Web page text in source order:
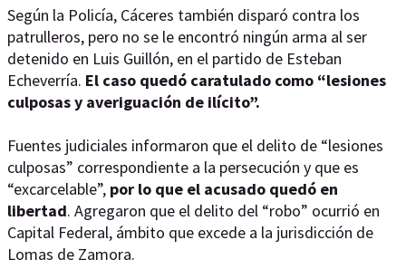
Según la Policía, Cáceres también disparó contra los
patrulleros, pero no se le encontró ningún arma al ser
detenido en Luis Guillón, en el partido de Esteban
Echeverría. El caso quedó caratulado como “lesiones
culposas y averiguación de ilícito”.
Fuentes judiciales informaron que el delito de “lesiones
culposas” correspondiente a la persecución y que es
“excarcelable”, por lo que el acusado quedó en
libertad. Agregaron que el delito del “robo” ocurrió en
Capital Federal, ámbito que excede a la jurisdicción de
Lomas de Zamora.